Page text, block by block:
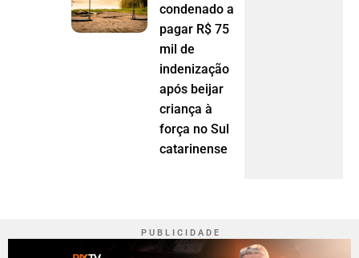
condenado a
pagar R$ 75
mil de
indenização
após beijar
criança à
força no Sul
catarinense
P U B L I C I D A D E